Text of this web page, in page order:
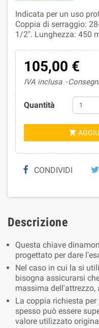
Indicata per un uso
Coppia di serraggio:
1/2". Lunghezza: 450
105,00 €
IVA inclusa
Quantità

CONDIVIDI
Descrizione
Questa chiave
progettato per dare
Nel caso in cui la si
bisogna assicurarsi
massima
La coppia richiesta
spesso può essere
valore utilizzato